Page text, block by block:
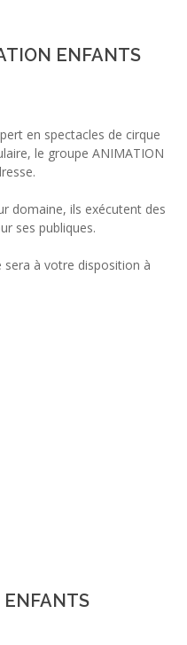
ENFANTS
en spectacles de cirque
le groupe ANIMATION
domaine, ils exécutent des
ses publiques.
à votre disposition à